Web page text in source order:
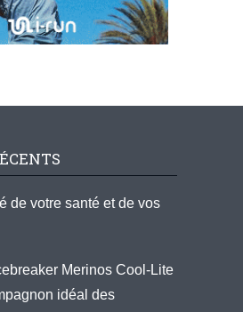
de votre santé et de vos
Merinos Cool-Lite
idéal des